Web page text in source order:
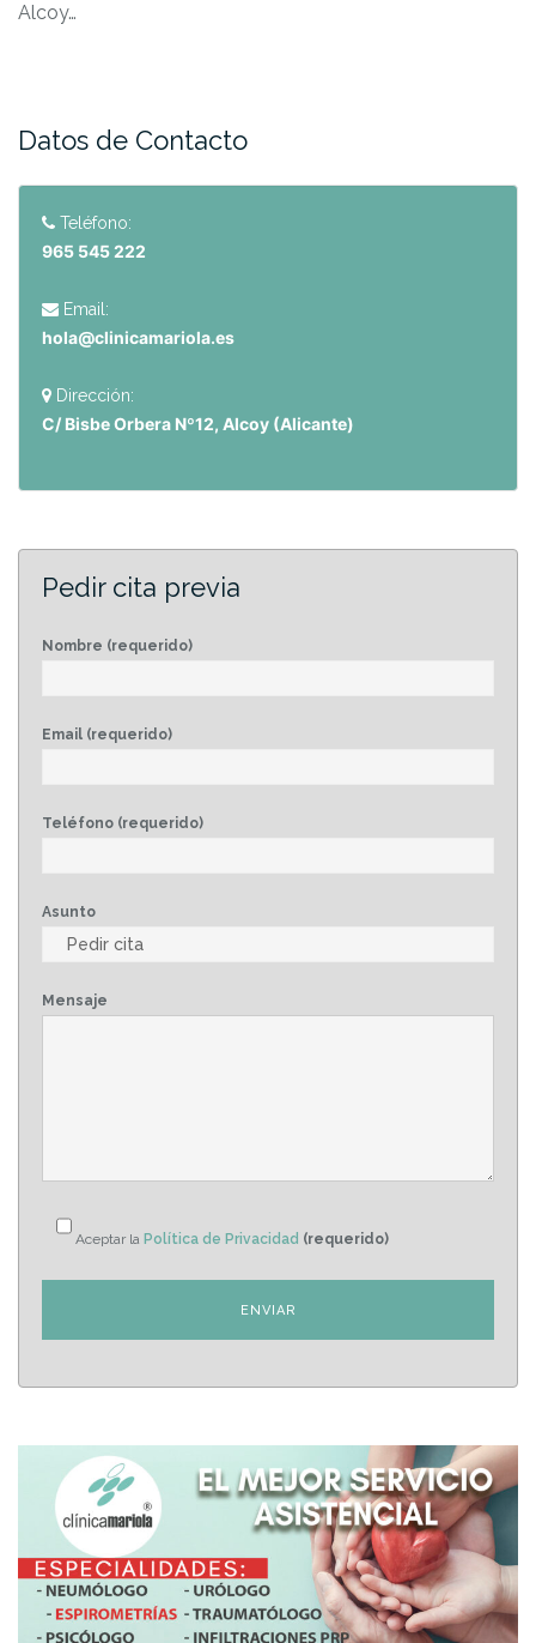
Alcoy…
Datos de Contacto
Teléfono:
965 545 222
Email:
hola@clinicamariola.es
Dirección:
C/ Bisbe Orbera Nº12, Alcoy (Alicante)
Pedir cita previa
Nombre (requerido)
Email (requerido)
Teléfono (requerido)
Asunto
Mensaje
Aceptar la Política de Privacidad (requerido)